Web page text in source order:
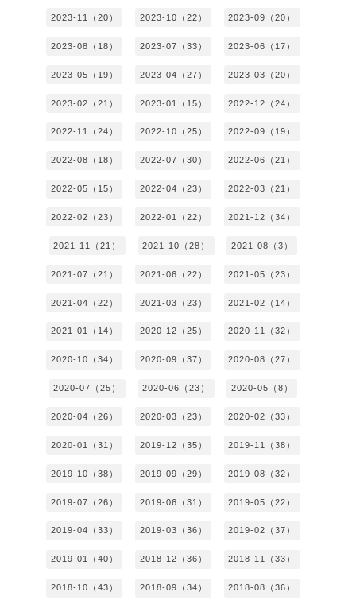
2023-11（20） 2023-10（22） 2023-09（20）
2023-08（18） 2023-07（33） 2023-06（17）
2023-05（19） 2023-04（27） 2023-03（20）
2023-02（21） 2023-01（15） 2022-12（24）
2022-11（24） 2022-10（25） 2022-09（19）
2022-08（18） 2022-07（30） 2022-06（21）
2022-05（15） 2022-04（23） 2022-03（21）
2022-02（23） 2022-01（22） 2021-12（34）
2021-11（21） 2021-10（28） 2021-08（3）
2021-07（21） 2021-06（22） 2021-05（23）
2021-04（22） 2021-03（23） 2021-02（14）
2021-01（14） 2020-12（25） 2020-11（32）
2020-10（34） 2020-09（37） 2020-08（27）
2020-07（25） 2020-06（23） 2020-05（8）
2020-04（26） 2020-03（23） 2020-02（33）
2020-01（31） 2019-12（35） 2019-11（38）
2019-10（38） 2019-09（29） 2019-08（32）
2019-07（26） 2019-06（31） 2019-05（22）
2019-04（33） 2019-03（36） 2019-02（37）
2019-01（40） 2018-12（36） 2018-11（33）
2018-10（43） 2018-09（34） 2018-08（36）